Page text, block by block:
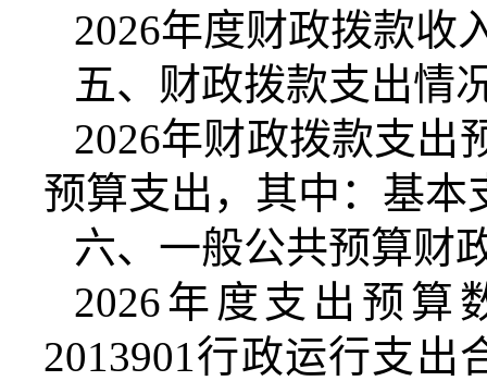
2026年度财政拨款收
五、财政拨款支出情
2026年财政拨款支出
预算支出，其中：基本
六、一般公共预算财
2026年度支出预算
2013901行政运行支出